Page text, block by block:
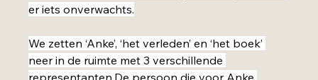
er iets onverwachts.
We zetten ‘Anke’, ‘het verleden’ en ‘het boek’
neer in de ruimte met 3 verschillende
representanten.De persoon die voor Anke